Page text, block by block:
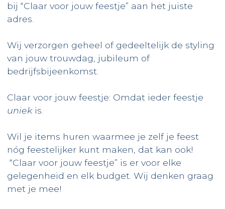
bij “Claar voor jouw feestje” aan het juiste
adres.
Wij verzorgen geheel of gedeeltelijk de styling
van jouw trouwdag , jubileum of
bedrijfsbijeenkomst.
Claar voor jouw feestje: Omdat ieder feestje
uniekis.
Wil je items huren waarmee je zelf je feest
nóg feestelijker kunt maken, dat kan ook!
“Claar voor jouw feestje” is er voor elke
gelegenheid en elk budget. Wij denken graag
met je mee!